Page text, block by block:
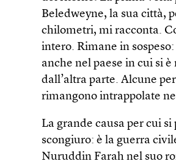
Beled­weyne, la sua città,
chilometri, mi racconta.
intero. Rimane in
anche nel paese in cui si
dall’altra parte. Alcune
rimangono intrappolate
La grande causa per cui
scongiuro: è la guerra
Nuruddin Farah nel suo